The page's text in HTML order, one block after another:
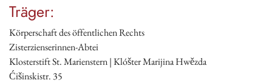
Träger:
Körperschaft des öffentlichen Rechts
Zisterzienserinnen-Abtei
Klosterstift St. Marienstern | Klóšter Marijina Hwězda
Ćišinskistr. 35